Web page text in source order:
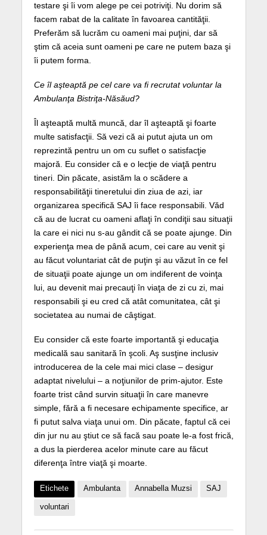
testare şi îi vom alege pe cei potriviţi. Nu dorim să
facem rabat de la calitate în favoarea cantităţii.
Preferăm să lucrăm cu oameni mai puţini, dar să
ştim că aceia sunt oameni pe care ne putem baza şi
îi putem forma.
Ce îl aşteaptă pe cel care va fi recrutat voluntar la
Ambulanţa Bistriţa-Năsăud?
Îl aşteaptă multă muncă, dar îl aşteaptă şi foarte
multe satisfacţii. Să vezi că ai putut ajuta un om
reprezintă pentru un om cu suflet o satisfacţie
majoră. Eu consider că e o lecţie de viaţă pentru
tineri. Din păcate, asistăm la o scădere a
responsabilităţii tineretului din ziua de azi, iar
organizarea specifică SAJ îi face responsabili. Văd
că au de lucrat cu oameni aflaţi în condiţii sau situaţii
la care ei nici nu s-au gândit că se poate ajunge. Din
experienţa mea de până acum, cei care au venit şi
au făcut voluntariat cât de puţin şi au văzut în ce fel
de situaţii poate ajunge un om indiferent de voinţa
lui, au devenit mai precauţi în viaţa de zi cu zi, mai
responsabili şi eu cred că atât comunitatea, cât şi
societatea au numai de câştigat.
Eu consider că este foarte importantă şi educaţia
medicală sau sanitară în şcoli. Aş susţine inclusiv
introducerea de la cele mai mici clase – desigur
adaptat nivelului – a noţiunilor de prim-ajutor. Este
foarte trist când survin situaţii în care manevre
simple, fără a fi necesare echipamente specifice, ar
fi putut salva viaţa unui om. Din păcate, faptul că cei
din jur nu au ştiut ce să facă sau poate le-a fost frică,
a dus la pierderea acelor minute care au făcut
diferenţa între viaţă şi moarte.
Etichete Ambulanta Annabella Muzsi SAJ
voluntari